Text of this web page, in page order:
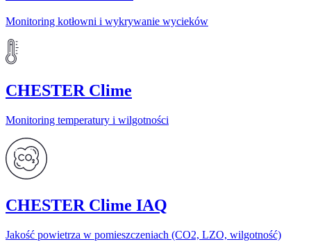
Monitoring kotłowni i wykrywanie wycieków
CHESTER Clime
Monitoring temperatury i wilgotności
CHESTER Clime IAQ
Jakość powietrza w pomieszczeniach (CO2, LZO, wilgotność)